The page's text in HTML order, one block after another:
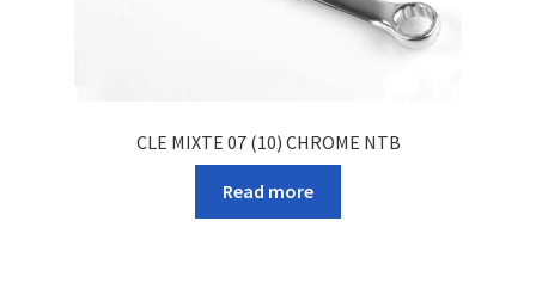
CLE MIXTE 07 (10) CHROME NTB
Read more